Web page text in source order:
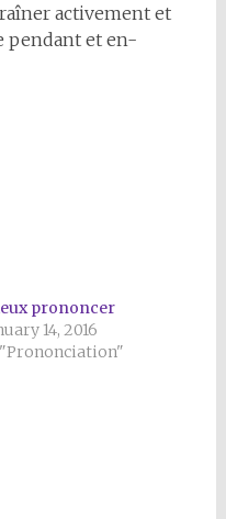
activement et
pendant et en-
prononcer
14, 2016